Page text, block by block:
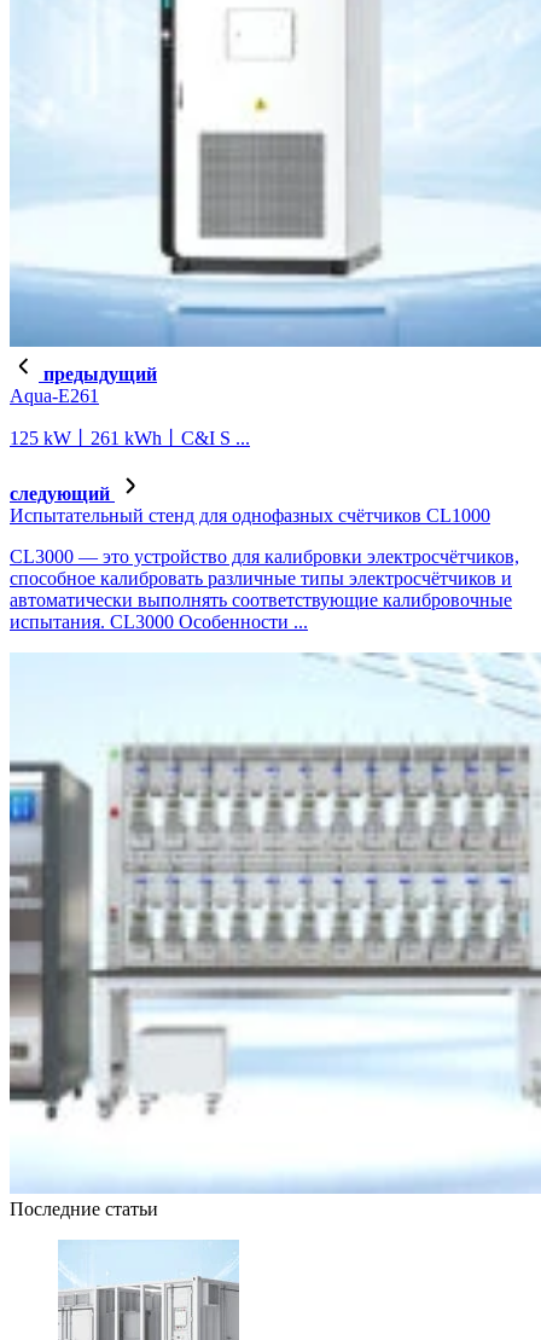
предыдущий
Aqua-E261
125 kW丨261 kWh丨C&I S ...
следующий
Испытательный стенд для однофазных счётчиков CL1000
CL3000 — это устройство для калибровки электросчётчиков,
способное калибровать различные типы электросчётчиков и
автоматически выполнять соответствующие калибровочные
испытания. CL3000 Особенности ...
Последние статьи